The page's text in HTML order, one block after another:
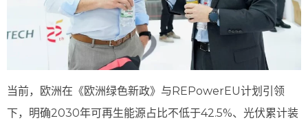
当前，欧洲在《欧洲绿色新政》与REPowerEU计划引领
下，明确2030年可再生能源占比不低于42.5%、光伏累计装